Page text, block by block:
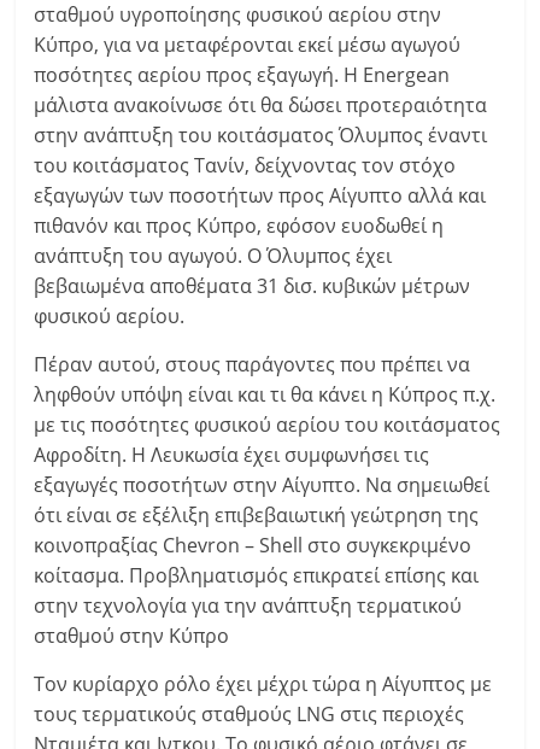
σταθμού υγροποίησης φυσικού αερίου στην
Κύπρο, για να μεταφέρονται εκεί μέσω αγωγού
ποσότητες αερίου προς εξαγωγή. Η Energean
μάλιστα ανακοίνωσε ότι θα δώσει προτεραιότητα
στην ανάπτυξη του κοιτάσματος Όλυμπος έναντι
του κοιτάσματος Τανίν, δείχνοντας τον στόχο
εξαγωγών των ποσοτήτων προς Αίγυπτο αλλά και
πιθανόν και προς Κύπρο, εφόσον ευοδωθεί η
ανάπτυξη του αγωγού. Ο Όλυμπος έχει
βεβαιωμένα αποθέματα 31 δισ. κυβικών μέτρων
φυσικού αερίου.
Πέραν αυτού, στους παράγοντες που πρέπει να
ληφθούν υπόψη είναι και τι θα κάνει η Κύπρος π.χ.
με τις ποσότητες φυσικού αερίου του κοιτάσματος
Αφροδίτη. Η Λευκωσία έχει συμφωνήσει τις
εξαγωγές ποσοτήτων στην Αίγυπτο. Να σημειωθεί
ότι είναι σε εξέλιξη επιβεβαιωτική γεώτρηση της
κοινοπραξίας Chevron – Shell στο συγκεκριμένο
κοίτασμα. Προβληματισμός επικρατεί επίσης και
στην τεχνολογία για την ανάπτυξη τερματικού
σταθμού στην Κύπρο
Τον κυρίαρχο ρόλο έχει μέχρι τώρα η Αίγυπτος με
τους τερματικούς σταθμούς LNG στις περιοχές